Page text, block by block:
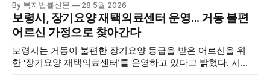
행사에는 서산시 관내 주·야간보호기관 관계자와 종사자, 유관
기관 내빈 등 약 100여명이 참석했으며, 서산시청 관계자, 서
산시노인복지시설협회, 서산시재가복지협회, 서산시사회복지
사협회 등 지역 노인복지 관련 기관 관계자들이 함께해 협회
출범을 축하했다. 서산시노인주야간보호협회는 서산시 소재
By 복지법률신문 28 5월 2026
보령시, 장기요양 재택의료센터 운영... 거동 불편
어르신 가정으로 찾아간다
보령시는 거동이 불편한 장기요양 등급을 받은 어르신을 위
한 ‘장기요양 재택의료센터’를 운영하고 있다고 밝혔다. 시